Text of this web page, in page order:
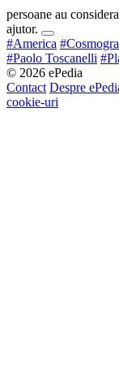
persoane au
ajutor.
#America
#Paolo Toscanelli
© 2026 ePedia
Contact Despre
cookie-uri